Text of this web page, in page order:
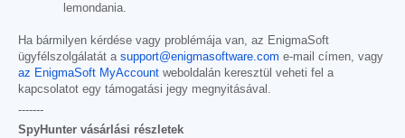
lemondania.
Ha bármilyen kérdése vagy problémája van, az EnigmaSoft
ügyfélszolgálatát a support@enigmasoftware.com e-mail címen, vagy
az EnigmaSoft MyAccount weboldalán keresztül veheti fel a
kapcsolatot egy támogatási jegy megnyitásával.
-------
SpyHunter vásárlási részletek